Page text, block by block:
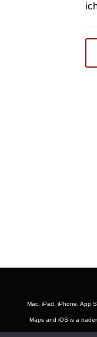
Mac, iPad, iPhone, App
Maps and iOS is a